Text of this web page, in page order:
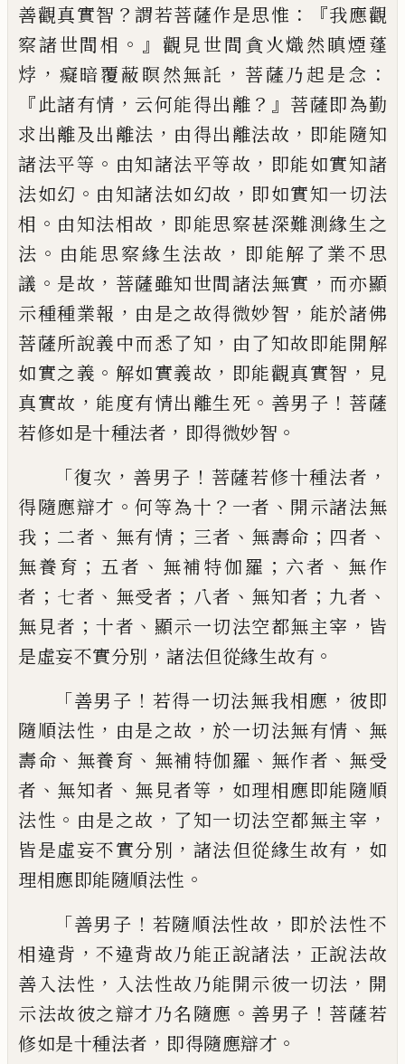
善觀真實智 ？謂若菩薩作是思惟 ：『我應觀
察諸世間相 。』 觀見世間貪火熾然瞋煙蓬
㶿 ， 癡暗覆蔽瞑然無託 ， 菩薩乃起是念 ：
『此諸有情 ， 云何能得出離 ？』 菩薩即為勤
求出離及出離法 ， 由得出離法故 ， 即能隨知
諸法平等 。 由知諸法平等故 ， 即能如實知諸
法如幻 。 由知諸法如幻故 ， 即如實知一切法
相 。 由知法相故 ， 即能思察甚深難測緣生之
法 。 由能思察緣生法故 ， 即能解了業不思
議 。 是故 ， 菩薩雖知世間諸法無實 ， 而亦顯
示種種業報 ， 由是之故得微妙智 ， 能於諸佛
菩薩所說義中而悉了知 ， 由了知故即能開解
如實之義 。 解如實義故 ， 即能觀真實智 ， 見
真實故 ， 能度有情出離生死 。 善男子 ！ 菩薩
若修如是十種法者 ， 即得微妙智 。
「復次 ， 善男子 ！ 菩薩若修十種法者 ，
得隨應辯才 。何等為十 ？ 一者 、 開示諸法無
我 ； 二者 、 無有情 ； 三者 、 無壽命 ； 四者 、
無養育 ； 五者 、 無補特伽羅 ； 六者 、 無作
者 ； 七者 、 無受者 ； 八者 、 無知者 ； 九者 、
無見者 ； 十者 、 顯示一切法空都無主宰 ， 皆
是虛妄不實分別 ， 諸法但從緣生故有 。
「善男子 ！ 若得一切法無我相應 ， 彼即
隨順法性 ， 由是之故 ， 於一切法無有情 、 無
壽命 、 無養育 、 無補特伽羅 、 無作者 、 無受
者 、 無知者 、 無見者等 ， 如理相應即能隨順
法性 。 由是之故 ， 了知一切法空都無主宰 ，
皆是虛妄不實分別 ， 諸法但從緣生故有 ， 如
理相應即能隨順法性 。
「善男子 ！ 若隨順法性故 ， 即於法性不
相違背 ，不違背故乃能正說諸法 ， 正說法故
善入法性 ， 入法性故乃能開示彼一切法 ， 開
示法故彼之辯才乃名隨應 。 善男子 ！ 菩薩若
修如是十種法者 ， 即得隨應辯才 。